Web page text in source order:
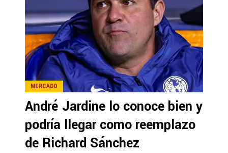
MERCADO
André Jardine lo conoce bien y
podría llegar como reemplazo
de Richard Sánchez